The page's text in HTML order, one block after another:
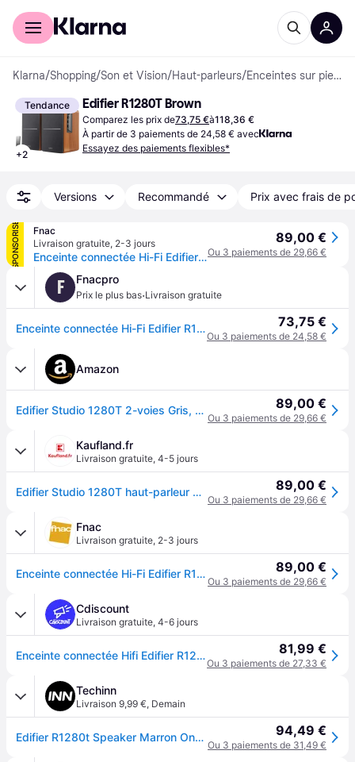
Acheter avec Klarna
Klarna/Shopping/Son et Vision/Haut-parleurs/ Enceintes sur pied et surround
Tendance
+2
Edifier R1280T Brown
Comparez les prix de73,75 €à118,36 €
À partir de 3 paiements de 24,58 € avec
Essayez des paiements flexibles*
Versions Recommandé Prix avec frais de
SPONSORISÉ
Fnac
Livraison gratuite, 2-3 jours
Enceinte connectée Hi-Fi Edifier R1280T Bois vendues par paire
89,00 €
Ou 3 paiements de 29,66 €
F Fnacpro
Prix le plus bas·Livraison gratuite
Enceinte connectée Hi-Fi Edifier R1280T Bois vendues par paire 73,75 €
Ou 3 paiements de 24,58 €
Amazon
Edifier Studio 1280T 2-voies Gris, Bois Avec fil 21 W 89,00 €
Ou 3 paiements de 29,66 €
Kaufland.fr
Livraison gratuite, 4-5 jours
Edifier Studio 1280T haut-parleur 2-voies Gris, Bois Avec fil 21 W 89,00 €
Ou 3 paiements de 29,66 €
Fnac
Livraison gratuite, 2-3 jours
Enceinte connectée Hi-Fi Edifier R1280T Bois vendues par paire 89,00 €
Ou 3 paiements de 29,66 €
Cdiscount
Livraison gratuite, 4-6 jours
Enceinte connectée Hifi Edifier R1280T Bois - vendues par paire - Marron 81,99 €
Ou 3 paiements de 27,33 €
Techinn
Livraison 9,99 €, Demain
Edifier R1280t Speaker Marron One Size / EU Plug 220V 94,49 €
Ou 3 paiements de 31,49 €